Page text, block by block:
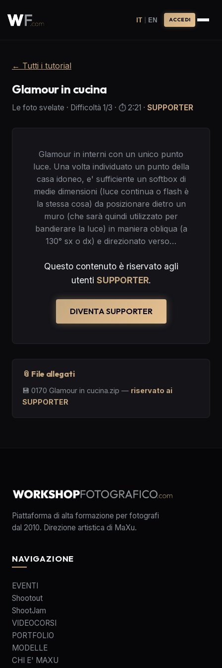
IT | EN ACCEDI
← Tutti i tutorial
Glamour in cucina
Le foto svelate · Difficoltà 1/3 · ⏱️2:21 · SUPPORTER
Glamour in interni con un unico punto
luce. Una volta individuato un punto della
casa idoneo, e' sufficiente un softbox di
medie dimensioni (luce continua o flash è
la stessa cosa) da posizionare dietro un
muro (che sarà quindi utilizzato per
bandierare la luce) in maniera obliqua (a
130° sx o dx) e direzionato verso…
Questo contenuto è riservato agli
utenti SUPPORTER.
DIVENTA SUPPORTER
📎 File allegati
💾 0170 Glamour in cucina.zip — riservato ai
SUPPORTER
Piattaforma di alta formazione per fotografi
dal 2010. Direzione artistica di MaXu.
NAVIGAZIONE
EVENTI
Shootout
ShootJam
VIDEOCORSI
PORTFOLIO
MODELLE
CHI E' MAXU